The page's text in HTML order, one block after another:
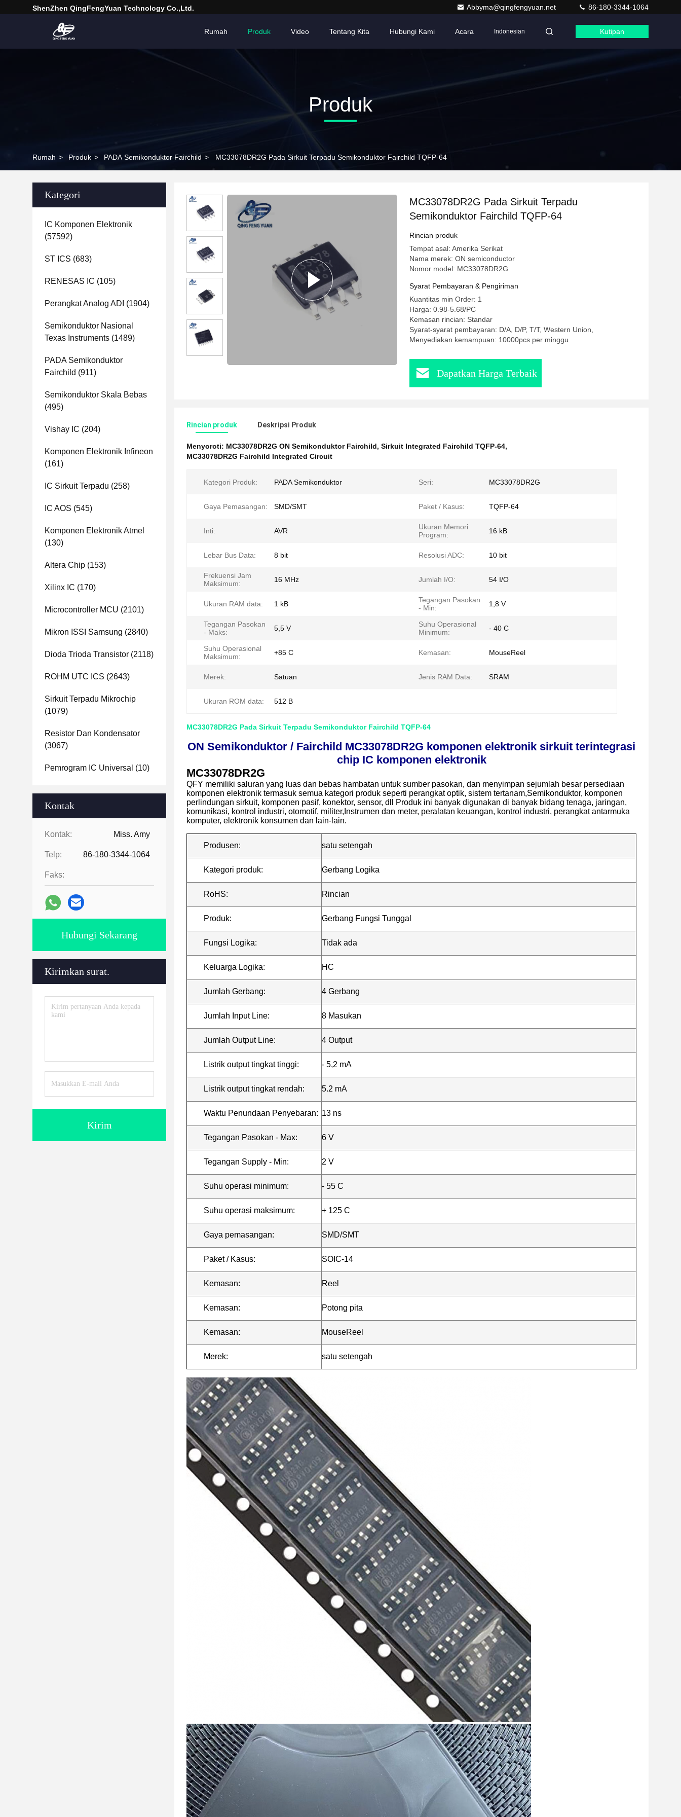
ShenZhen QingFengYuan Technology Co.,Ltd. Abbyma@qingfengyuan.net 86-180-3344-1064
Rumah Produk Video Tentang Kita Hubungi Kami Acara Indonesian Kutipan
Produk
Rumah > Produk > PADA Semikonduktor Fairchild > MC33078DR2G Pada Sirkuit Terpadu Semikonduktor Fairchild TQFP-64
Kategori
IC Komponen Elektronik
(57592)
ST ICS (683)
RENESAS IC (105)
Perangkat Analog ADI (1904)
Semikonduktor Nasional
Texas Instruments (1489)
PADA Semikonduktor
Fairchild (911)
Semikonduktor Skala Bebas
(495)
Vishay IC (204)
Komponen Elektronik Infineon
(161)
IC Sirkuit Terpadu (258)
IC AOS (545)
Komponen Elektronik Atmel
(130)
Altera Chip (153)
Xilinx IC (170)
Microcontroller MCU (2101)
Mikron ISSI Samsung (2840)
Dioda Trioda Transistor (2118)
ROHM UTC ICS (2643)
Sirkuit Terpadu Mikrochip
(1079)
Resistor Dan Kondensator
(3067)
Pemrogram IC Universal (10)
Kontak
Kontak: Miss. Amy
Telp: 86-180-3344-1064
Faks:
Hubungi Sekarang
Kirimkan surat.
Kirim
MC33078DR2G Pada Sirkuit Terpadu
Semikonduktor Fairchild TQFP-64
Rincian produk
Tempat asal: Amerika Serikat
Nama merek: ON semiconductor
Nomor model: MC33078DR2G
Syarat Pembayaran & Pengiriman
Kuantitas min Order: 1
Harga: 0.98-5.68/PC
Kemasan rincian: Standar
Syarat-syarat pembayaran: D/A, D/P, T/T, Western Union,
Menyediakan kemampuan: 10000pcs per minggu
Dapatkan Harga Terbaik
Rincian produk Deskripsi Produk
Menyoroti: MC33078DR2G ON Semikonduktor Fairchild, Sirkuit Integrated Fairchild TQFP-64,
MC33078DR2G Fairchild Integrated Circuit
Kategori Produk: PADA Semikonduktor Seri: MC33078DR2G
Gaya Pemasangan: SMD/SMT Paket / Kasus: TQFP-64
Inti: AVR
Ukuran Memori
Program:
16 kB
Lebar Bus Data: 8 bit Resolusi ADC: 10 bit
Frekuensi Jam
Maksimum:
16 MHz Jumlah I/O: 54 I/O
Ukuran RAM data: 1 kB
Tegangan Pasokan
- Min:
1,8 V
Tegangan Pasokan
- Maks:
5,5 V
Suhu Operasional
Minimum:
- 40 C
Suhu Operasional
Maksimum:
+85 C Kemasan: MouseReel
Merek: Satuan Jenis RAM Data: SRAM
Ukuran ROM data: 512 B
MC33078DR2G Pada Sirkuit Terpadu Semikonduktor Fairchild TQFP-64
ON Semikonduktor / Fairchild MC33078DR2G komponen elektronik sirkuit terintegrasi
chip IC komponen elektronik
MC33078DR2G
QFY memiliki saluran yang luas dan bebas hambatan untuk sumber pasokan, dan menyimpan sejumlah besar persediaan
komponen elektronik termasuk semua kategori produk seperti perangkat optik, sistem tertanam,Semikonduktor, komponen
perlindungan sirkuit, komponen pasif, konektor, sensor, dll Produk ini banyak digunakan di banyak bidang tenaga, jaringan,
komunikasi, kontrol industri, otomotif, militer,Instrumen dan meter, peralatan keuangan, kontrol industri, perangkat antarmuka
komputer, elektronik konsumen dan lain-lain.
Produsen: satu setengah
Kategori produk: Gerbang Logika
RoHS: Rincian
Produk: Gerbang Fungsi Tunggal
Fungsi Logika: Tidak ada
Keluarga Logika: HC
Jumlah Gerbang: 4 Gerbang
Jumlah Input Line: 8 Masukan
Jumlah Output Line: 4 Output
Listrik output tingkat tinggi: - 5,2 mA
Listrik output tingkat rendah: 5.2 mA
Waktu Penundaan Penyebaran: 13 ns
Tegangan Pasokan - Max: 6 V
Tegangan Supply - Min: 2 V
Suhu operasi minimum: - 55 C
Suhu operasi maksimum: + 125 C
Gaya pemasangan: SMD/SMT
Paket / Kasus: SOIC-14
Kemasan: Reel
Kemasan: Potong pita
Kemasan: MouseReel
Merek: satu setengah